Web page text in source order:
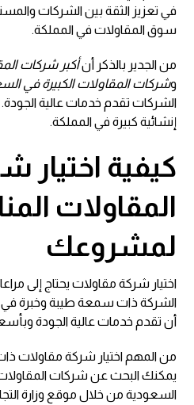
في تعزيز الثقة بين الشركات
سوق المقاولات في المملكة.
من الجدير بالذكر أنأكبر شركات
وشركات المقاولات الكبيرة في
الشركات تقدم خدمات عالية
إنشائية كبيرة في المملكة.
كيفية اختيار
المقاولات
لمشروعك
اختيار شركة مقاولات يحتاج إلى
الشركة ذات سمعة طيبة وخبرة في
أن تقدم خدمات عالية الجودة
من المهم اختيار شركة مقاولات
يمكنك البحث عن شركات المقاولات
السعودية من خلال موقع وزارة